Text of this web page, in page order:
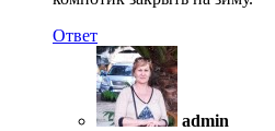
Ответ
admin